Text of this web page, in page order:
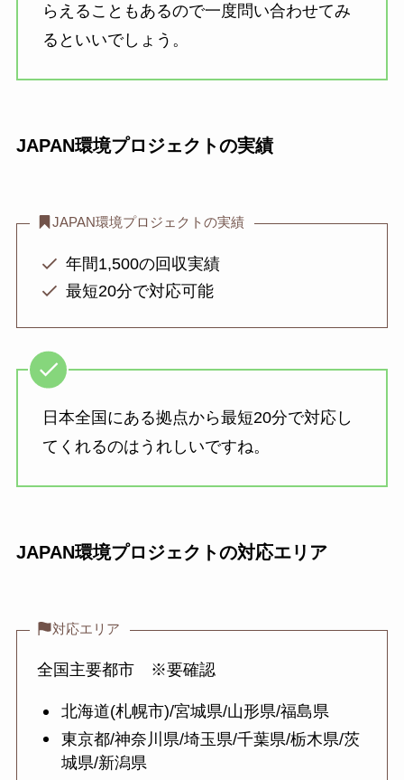
らえることもあるので一度問い合わせてみ
るといいでしょう。
JAPAN環境プロジェクトの実績
JAPAN環境プロジェクトの実績
年間1,500の回収実績
最短20分で対応可能
日本全国にある拠点から最短20分で対応し
てくれるのはうれしいですね。
JAPAN環境プロジェクトの対応エリア
対応エリア
全国主要都市 ※要確認
北海道(札幌市)/宮城県/山形県/福島県
東京都/神奈川県/埼玉県/千葉県/栃木県/茨
城県/新潟県